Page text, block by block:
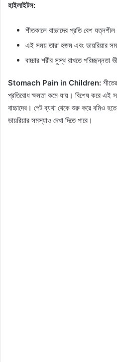
হাইলাইটস:
শীতকালে বাচ্চাদের প্রতি বেশ
এই সময় তারা হজম এবং ডায়রিয়ার
বাচ্চার শরীর সুস্থ রাখতে পরিচ্ছন্নতা
Stomach Pain in Children:
প্রতিরোধ ক্ষমতা কমে যায়। বিশেষ করে এই
বাচ্চাদের। পেট ব্যথা থেকে শুরু করে বমিও
ডায়রিয়ার সমস্যাও দেখা দিতে পারে।